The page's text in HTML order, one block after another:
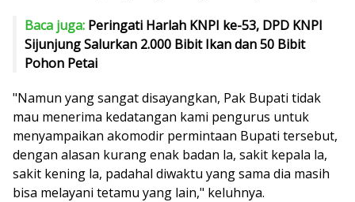
Baca juga: Peringati Harlah KNPI ke-53, DPD KNPI
Sijunjung Salurkan 2.000 Bibit Ikan dan 50 Bibit
Pohon Petai
"Namun yang sangat disayangkan, Pak Bupati tidak
mau menerima kedatangan kami pengurus untuk
menyampaikan akomodir permintaan Bupati tersebut,
dengan alasan kurang enak badan la, sakit kepala la,
sakit kening la, padahal diwaktu yang sama dia masih
bisa melayani tetamu yang lain," keluhnya.